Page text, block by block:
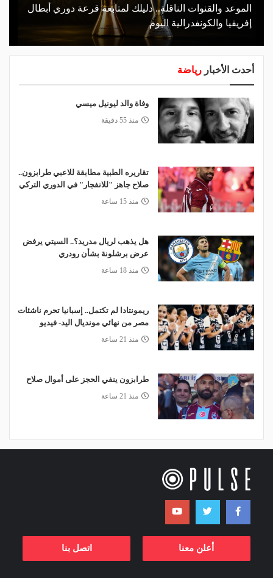
الموعد والقنوات الناقلة.. دليلك لمتابعة قرعة دوري أبطال
إفريقيا والكونفدرالية اليوم
أحدث الأخبار رياضة
وفاة والد ليونيل ميسي
منذ 55 دقيقة
تقاريره الطبية مطابقة للاعبي طرابزون..
صلاح جاهز "للانفجار" في الدوري التركي
منذ 15 ساعة
هل يذهب لريال مدريد؟.. السيتي يرفض
عرض برشلونة بشأن رودري
منذ 18 ساعة
ريمونتادا لم تكتمل.. إسبانيا تحرم ناشئات
مصر من نهائي مونديال اليد- فيديو
منذ 21 ساعة
طرابزون ينفي الحجز على أموال صلاح
منذ 21 ساعة
أعلن معنا اتصل بنا